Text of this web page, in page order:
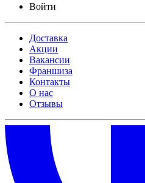
Войти
Доставка
Акции
Вакансии
Франшиза
Контакты
О нас
Отзывы